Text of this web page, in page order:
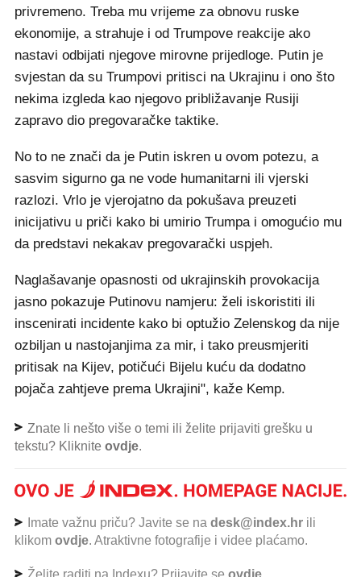
privremeno. Treba mu vrijeme za obnovu ruske
ekonomije, a strahuje i od Trumpove reakcije ako
nastavi odbijati njegove mirovne prijedloge. Putin je
svjestan da su Trumpovi pritisci na Ukrajinu i ono što
nekima izgleda kao njegovo približavanje Rusiji
zapravo dio pregovaračke taktike.
No to ne znači da je Putin iskren u ovom potezu, a
sasvim sigurno ga ne vode humanitarni ili vjerski
razlozi. Vrlo je vjerojatno da pokušava preuzeti
inicijativu u priči kako bi umirio Trumpa i omogućio mu
da predstavi nekakav pregovarački uspjeh.
Naglašavanje opasnosti od ukrajinskih provokacija
jasno pokazuje Putinovu namjeru: želi iskoristiti ili
inscenirati incidente kako bi optužio Zelenskog da nije
ozbiljan u nastojanjima za mir, i tako preusmjeriti
pritisak na Kijev, potičući Bijelu kuću da dodatno
pojača zahtjeve prema Ukrajini", kaže Kemp.
Znate li nešto više o temi ili želite prijaviti grešku u
tekstu? Kliknite ovdje.
Imate važnu priču? Javite se na desk@index.hr ili
klikom ovdje. Atraktivne fotografije i videe plaćamo.